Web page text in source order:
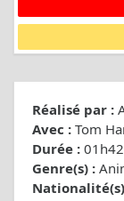
Réalisé par :
Avec : Tom
Durée : 01h42
Genre(s) :